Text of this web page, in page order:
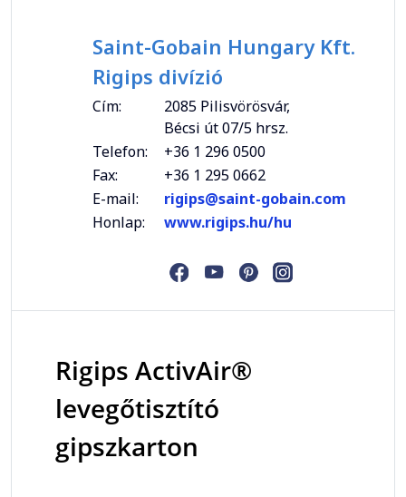
Saint-Gobain Hungary Kft.
Rigips divízió
Cím:
2085 Pilisvörösvár,
Bécsi út 07/5 hrsz.
Telefon:
+36 1 296 0500
Fax:
+36 1 295 0662
E-mail:
rigips@saint-gobain.com
Honlap:
www.rigips.hu/hu
Rigips ActivAir®
levegőtisztító
gipszkarton